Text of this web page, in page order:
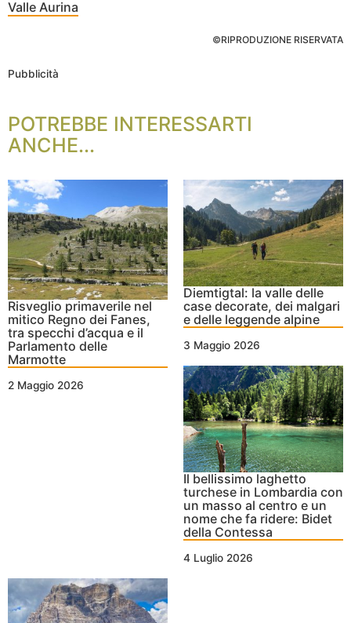
Valle Aurina
©RIPRODUZIONE RISERVATA
Pubblicità
POTREBBE INTERESSARTI
ANCHE...
Risveglio primaverile nel
mitico Regno dei Fanes,
tra specchi d’acqua e il
Parlamento delle
Marmotte
2 Maggio 2026
Diemtigtal: la valle delle
case decorate, dei malgari
e delle leggende alpine
3 Maggio 2026
Il bellissimo laghetto
turchese in Lombardia con
un masso al centro e un
nome che fa ridere: Bidet
della Contessa
4 Luglio 2026